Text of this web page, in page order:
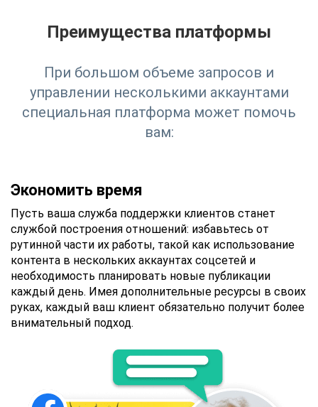
Преимущества платформы
При большом объеме запросов и
управлении несколькими аккаунтами
специальная платформа может помочь
вам:
Экономить время
Пусть ваша служба поддержки клиентов станет
службой построения отношений: избавьтесь от
рутинной части их работы, такой как использование
контента в нескольких аккаунтах соцсетей и
необходимость планировать новые публикации
каждый день. Имея дополнительные ресурсы в своих
руках, каждый ваш клиент обязательно получит более
внимательный подход.